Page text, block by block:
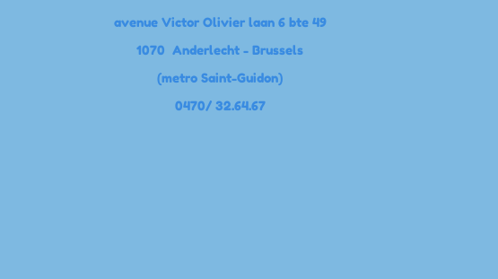
avenue Victor Olivier laan 6 bte 49
1070 Anderlecht - Brussels
(metro Saint-Guidon)
0470/ 32.64.67